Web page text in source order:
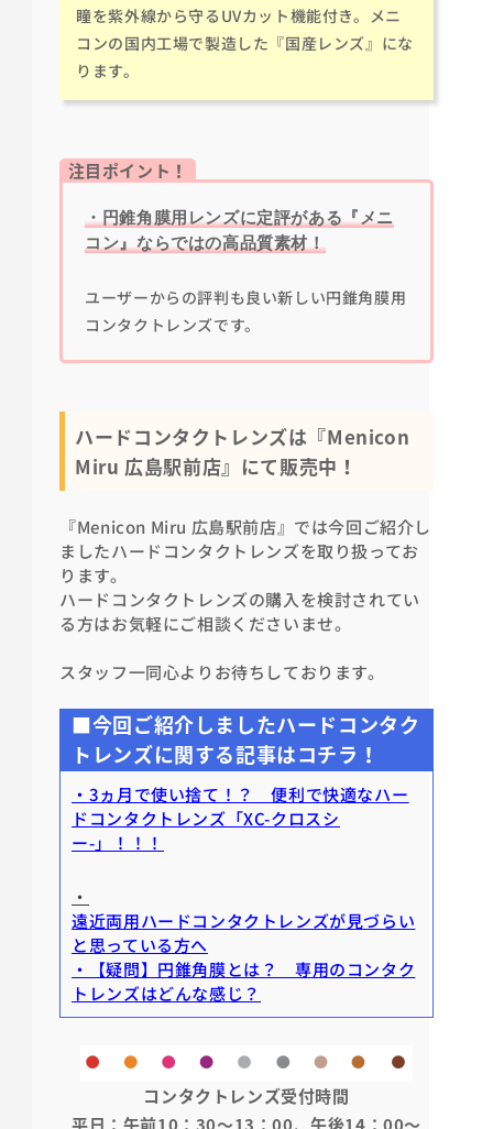
瞳を紫外線から守るUVカット機能付き。メニ
コンの国内工場で製造した『国産レンズ』にな
ります。
注目ポイント！
・円錐角膜用レンズに定評がある『メニ
コン』ならではの高品質素材！
ユーザーからの評判も良い新しい円錐角膜用
コンタクトレンズです。
ハードコンタクトレンズは『Menicon
Miru 広島駅前店』にて販売中！
『Menicon Miru 広島駅前店』では今回ご紹介し
ましたハードコンタクトレンズを取り扱ってお
ります。
ハードコンタクトレンズの購入を検討されてい
る方はお気軽にご相談くださいませ。
スタッフ一同心よりお待ちしております。
■今回ご紹介しましたハードコンタク
トレンズに関する記事はコチラ！
・3ヵ月で使い捨て！？ 便利で快適なハー
ドコンタクトレンズ「XC-クロスシ
ー-」！！！
・
遠近両用ハードコンタクトレンズが見づらい
と思っている方へ
・【疑問】円錐角膜とは？ 専用のコンタク
トレンズはどんな感じ？
コンタクトレンズ受付時間